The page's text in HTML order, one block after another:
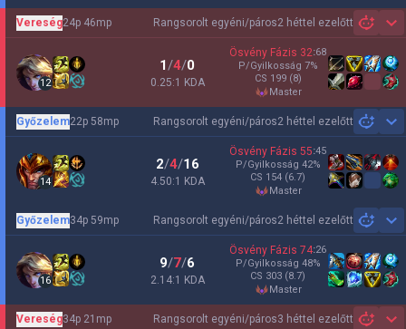
Rangsorolt egyéni/páros2 héttel ezelőtt
Vereség24p 46mp
12
1/4/0
0.25:1 KDA
Ösvény Fázis 32:68
P/Gyilkosság 7%
CS 199 (8)
master
Rangsorolt egyéni/páros2 héttel ezelőtt
Győzelem22p 58mp
14
2/4/16
4.50:1 KDA
Ösvény Fázis 55:45
P/Gyilkosság 42%
CS 154 (6.7)
master
Rangsorolt egyéni/páros2 héttel ezelőtt
Győzelem34p 59mp
16
9/7/6
2.14:1 KDA
Ösvény Fázis 74:26
P/Gyilkosság 48%
CS 303 (8.7)
master
Rangsorolt egyéni/páros3 héttel ezelőtt
Vereség34p 21mp